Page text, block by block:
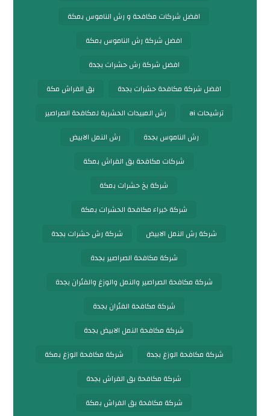
افضل شركات مكافحة و رش الناموس بمكة
افضل شركة رش الناموس بمكة
افضل شركة رش حشرات بجدة
افضل شركة مكافحة حشرات بجدة
بق الفراش مكة
ترشيحات ai
رش المبيدات الحشرية لمكافحة الصراصير
رش الناموس بجدة
رش النمل الابيض
شركات مكافحة بق الفراش بمكة
شركة بخ حشرات بمكة
شركة خبراء مكافحة الحشرات بمكة
شركة رش النمل الابيض
شركة رش حشرات بجدة
شركة مكافحة الصراصير بجدة
شركة مكافحة الصراصير والنمل والوزغ والفئران بجدة
شركة مكافحة الفئران بجدة
شركة مكافحة النمل الابيض بجدة
شركة مكافحة الوزغ بجدة
شركة مكافحة الوزغ بمكة
شركة مكافحة بق الفراش بجدة
شركة مكافحة بق الفراش بمكة